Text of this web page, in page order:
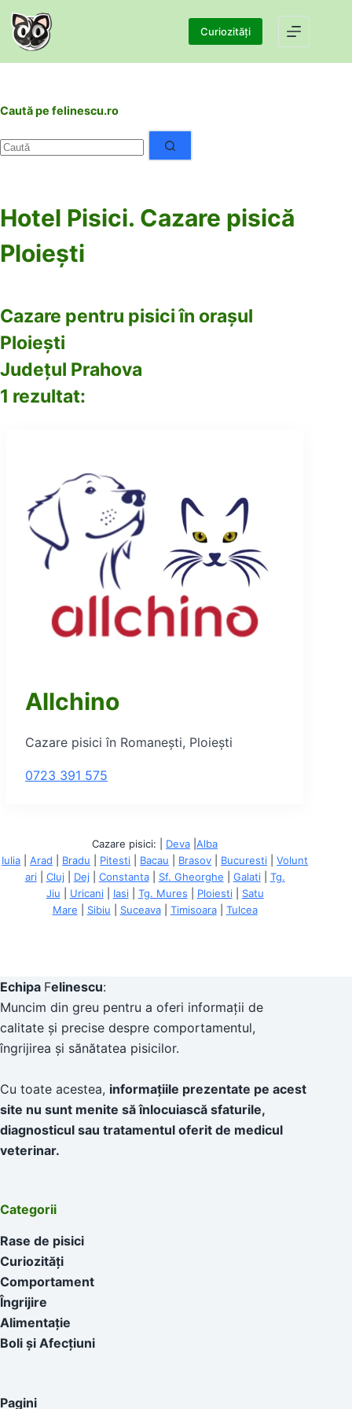
Sari
conținut
Curiozități
Hotel Pisici. Cazare pisică
Ploiești
Cazare pentru pisici în orașul
Ploiești
Județul Prahova
1 rezultat:
Allchino
Cazare pisici în Romanești, Ploiești
0723 391 575
Cazare pisici: | Deva |Alba
Iulia |Arad Bradu Pitesti Bacau Brasov Bucuresti |Volunt
ari| Cluj Dej Constanta| Sf. Gheorghe Galati| Tg.
Jiu
Uricani| Iasi| Tg. Mures Ploiesti| Satu
Mare
Sibiu Suceava| Timisoara| Tulcea
Caută pe felinescu.ro
Niciun
rezultat
Echipa Felinescu:
Muncim din greu pentru a oferi informații de
calitate și precise despre comportamentul,
îngrijirea și sănătatea pisicilor.
Cu toate acestea, informațiile prezentate pe acest
site nu sunt menite să înlocuiască sfaturile,
diagnosticul sau tratamentul oferit de medicul
veterinar.
Categorii
Rase de pisici
Curiozități
Comportament
Îngrijire
Alimentație
Boli și Afecțiuni
Pagini